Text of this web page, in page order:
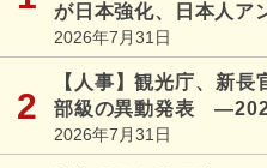
が日本強化、日本人ア
2026年7月31日
【人事】観光庁、新
部級の異動発表
2026年7月31日